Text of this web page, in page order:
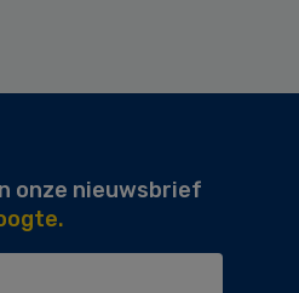
onze nieuwsbrief